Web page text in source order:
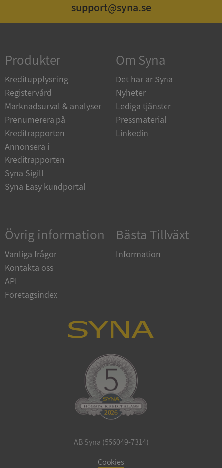
support@syna.se
Produkter
Kreditupplysning
Registervård
Marknadsurval & analyser
Prenumerera på
Kreditrapporten
Annonsera i
Kreditrapporten
Syna Sigill
Syna Easy kundportal
Om Syna
Det här är Syna
Nyheter
Lediga tjänster
Pressmaterial
Linkedin
Övrig information
Vanliga frågor
Kontakta oss
API
Företagsindex
Bästa Tillväxt
Information
AB Syna (556049-7314)
Cookies
kärnwebbplatsfunktioner som användarinloggning
och kontohantering. Webbplatsen kan inte
användas ordentligt utan strikt nödvändiga cookies.
Namn
Leverantör
Domän
VISITOR_PRIVACY_METADATA
ASP.NET_SessionId
Microsoft
Corporation
de.syna.se
Google